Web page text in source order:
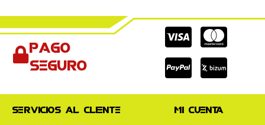
Pago
seguro
Cc-
visa
Cc-
Cc-
paypal
Servicios al cliente Mi cuenta